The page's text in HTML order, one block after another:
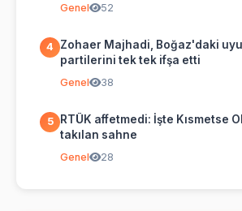
Genel 52
4
Zohaer Majhadi, Boğaz'daki
partilerini tek tek ifşa etti
Genel 38
5
RTÜK affetmedi: İşte Kısmetse
takılan sahne
Genel 28